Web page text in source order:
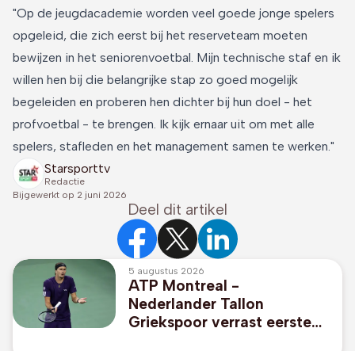
"Op de jeugdacademie worden veel goede jonge spelers
opgeleid, die zich eerst bij het reserveteam moeten
bewijzen in het seniorenvoetbal. Mijn technische staf en ik
willen hen bij die belangrijke stap zo goed mogelijk
begeleiden en proberen hen dichter bij hun doel - het
profvoetbal - te brengen. Ik kijk ernaar uit om met alle
spelers, stafleden en het management samen te werken."
Starsporttv
Redactie
Bijgewerkt op 2 juni 2026
Deel dit artikel
5 augustus 2026
ATP Montreal -
Nederlander Tallon
Griekspoor verrast eerste